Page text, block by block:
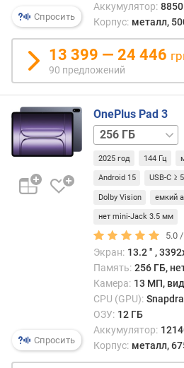
о
т
д
е
ш
е
в
ы
х
д
о
р
Спросить
Аккумулятор:
Корпус: металл,
13 399 — 24 446
90 предложений
Спросить
OnePlus Pad 3
512 ГБ
2025 год 144 Гц
Android 15 USB-C ≥
Dolby Vision емкий
нет mini-Jack 3.5 мм
5.0 /
Экран: 13.2 ″ ,
Память: 256 ГБ,
Камера: 13 МП,
CPU (GPU):
ОЗУ: 12 ГБ
Аккумулятор:
Корпус: металл,